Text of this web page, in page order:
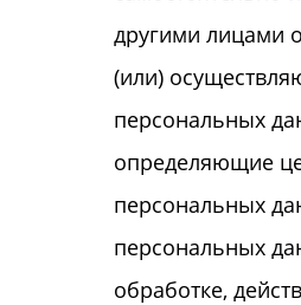
другими лицами
(или)
персональных
определяющие
персональных
персональных
обработке,